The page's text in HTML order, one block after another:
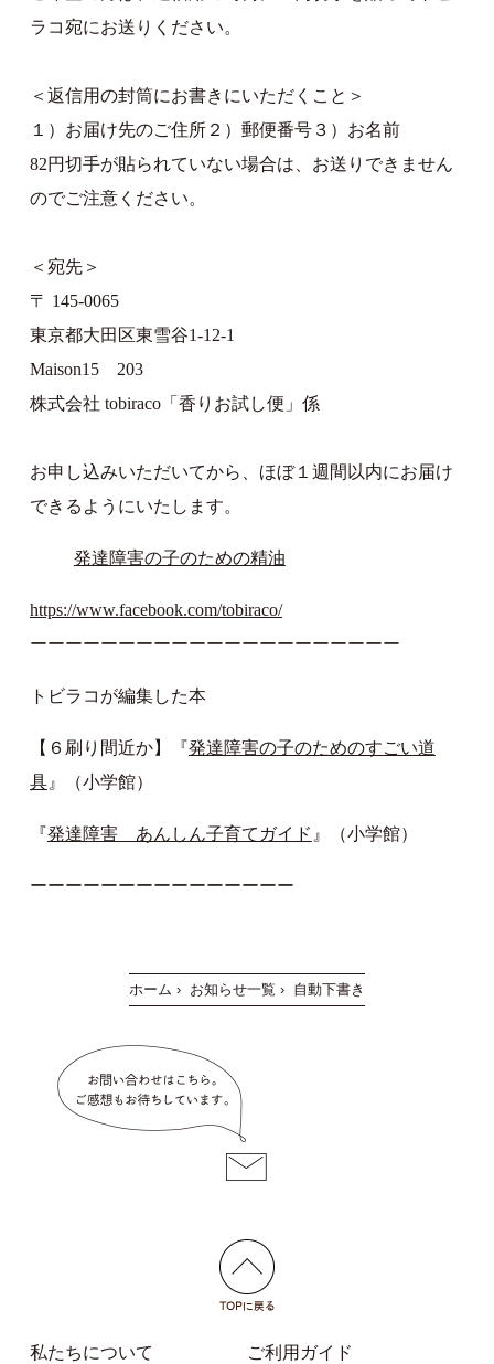
ラコ宛にお送りください。
＜返信用の封筒にお書きにいただくこと＞
１）お届け先のご住所２）郵便番号３）お名前
82円切手が貼られていない場合は、お送りできません
のでご注意ください。
＜宛先＞
〒 145-0065
東京都大田区東雪谷1-12-1
Maison15 203
株式会社 tobiraco「香りお試し便」係
お申し込みいただいてから、ほぼ１週間以内にお届け
できるようにいたします。
発達障害の子のための精油
https://www.facebook.com/tobiraco/
ーーーーーーーーーーーーーーーーーーーーー
トビラコが編集した本
【６刷り間近か】『発達障害の子のためのすごい道
具』（小学館）
『発達障害 あんしん子育てガイド 』（小学館）
ーーーーーーーーーーーーーーー
ホーム › お知らせ一覧 › 自動下書き
私たちについて ご利用ガイド